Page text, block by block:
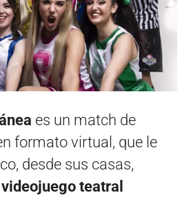
es un match de
formato virtual, que le
desde sus casas,
videojuego teatral